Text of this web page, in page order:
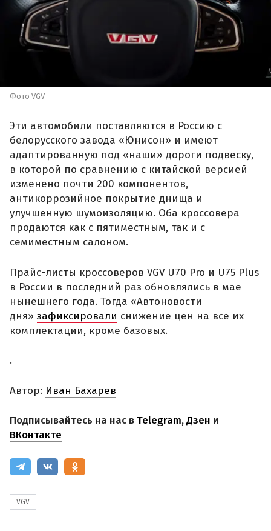
Фото VGV
Эти автомобили поставляются в Россию с
белорусского завода «Юнисон» и имеют
адаптированную под «наши» дороги подвеску,
в которой по сравнению с китайской версией
изменено почти 200 компонентов,
антикоррозийное покрытие днища и
улучшенную шумоизоляцию. Оба кроссовера
продаются как с пятиместным, так и с
семиместным салоном.
Прайс-листы кроссоверов VGV U70 Pro и U75 Plus
в России в последний раз обновлялись в мае
нынешнего года. Тогда «Автоновости
дня» зафиксировали снижение цен на все их
комплектации, кроме базовых.
.
Автор: Иван Бахарев
Подписывайтесь на нас в Telegram,Дзен и
ВКонтакте
VGV